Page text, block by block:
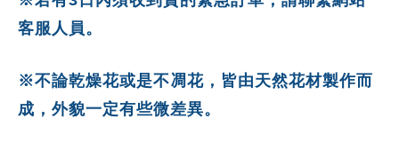
客服人員。
※不論乾燥花或是不凋花，皆由天然花材製作而
成，外貌一定有些微差異。